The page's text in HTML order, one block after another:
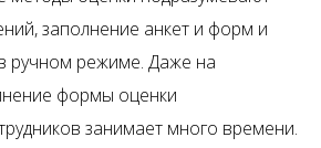
заполнение анкет и форм и
ручном режиме. Даже на
формы оценки
занимает много времени.